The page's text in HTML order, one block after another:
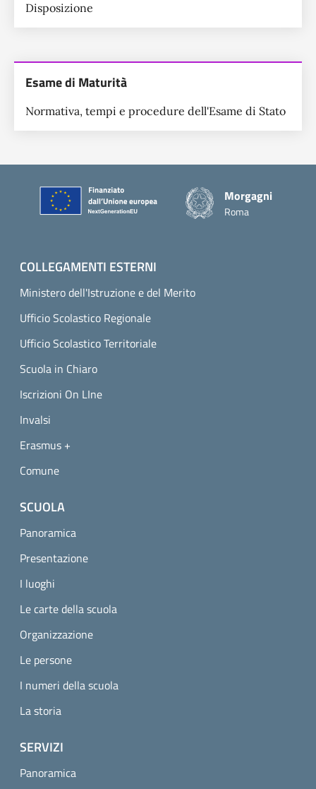
Disposizione
Esame di Maturità
Normativa, tempi e procedure dell'Esame di Stato
Piè di pagina
Morgagni
Roma
COLLEGAMENTI ESTERNI
Ministero dell'Istruzione e del Merito
Ufficio Scolastico Regionale
Ufficio Scolastico Territoriale
Scuola in Chiaro
Iscrizioni On LIne
Invalsi
Erasmus +
Comune
SCUOLA
Panoramica
Presentazione
I luoghi
Le carte della scuola
Organizzazione
Le persone
I numeri della scuola
La storia
SERVIZI
Panoramica